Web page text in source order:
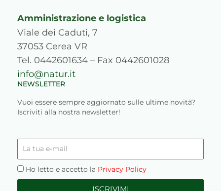
Amministrazione e logistica
Viale dei Caduti, 7
37053 Cerea VR
Tel. 0442601634 – Fax 0442601028
info@natur.it
NEWSLETTER
Vuoi essere sempre aggiornato sulle ultime novità?
Iscriviti alla nostra newsletter!
tua
mail
Privacy
Ho letto e accetto la Privacy Policy
ISCRIVIMI